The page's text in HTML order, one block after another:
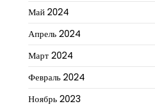
Май 2024
Апрель 2024
Март 2024
Февраль 2024
Ноябрь 2023